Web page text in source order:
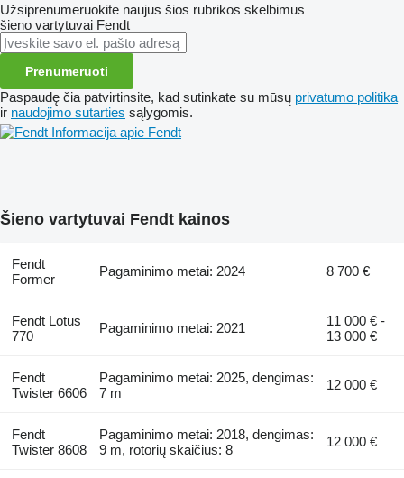
Užsiprenumeruokite naujus šios rubrikos skelbimus
šieno vartytuvai Fendt
Prenumeruoti
Paspaudę čia patvirtinsite, kad sutinkate su mūsų privatumo politika
ir naudojimo sutarties sąlygomis.
Informacija apie Fendt
Šieno vartytuvai Fendt kainos
Fendt
Former
Pagaminimo metai: 2024 8 700 €
Fendt Lotus
770
Pagaminimo metai: 2021
11 000 € -
13 000 €
Fendt
Twister 6606
Pagaminimo metai: 2025, dengimas:
7 m
12 000 €
Fendt
Twister 8608
Pagaminimo metai: 2018, dengimas:
9 m, rotorių skaičius: 8
12 000 €